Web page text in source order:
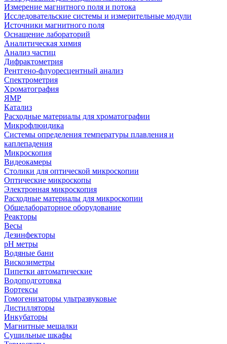
Измерение магнитного поля и потока
Исследовательские системы и измерительные модули
Источники магнитного поля
Оснащение лабораторий
Аналитическая химия
Анализ частиц
Дифрактометрия
Рентгено-флуоресцентный анализ
Спектрометрия
Хроматография
ЯМР
Катализ
Расходные материалы для хроматографии
Микрофлюидика
Системы определения температуры плавления и
каплепадения
Микроскопия
Видеокамеры
Столики для оптической микроскопии
Оптические микроскопы
Электронная микроскопия
Расходные материалы для микроскопии
Общелабораторное оборудование
Реакторы
Весы
Дезинфекторы
рН метры
Водяные бани
Вискозиметры
Пипетки автоматические
Водоподготовка
Вортексы
Гомогенизаторы ультразвуковые
Дистилляторы
Инкубаторы
Магнитные мешалки
Сушильные шкафы